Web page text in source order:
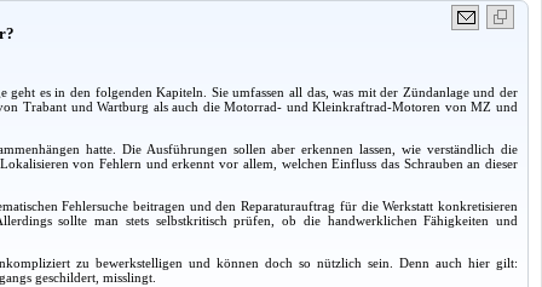
geht es in den folgenden Kapiteln. Sie umfassen all das, was mit der Zündanlage und der
Trabant und Wartburg als auch die Motorrad- und Kleinkraftrad-Motoren von MZ und
hatte. Die Ausführungen sollen aber erkennen lassen, wie verständlich die
von Fehlern und erkennt vor allem, welchen Einfluss das Schrauben an dieser
Fehlersuche beitragen und den Reparaturauftrag für die Werkstatt konkretisieren
sollte man stets selbstkritisch prüfen, ob die handwerklichen Fähigkeiten und
zu bewerkstelligen und können doch so nützlich sein. Denn auch hier gilt:
geschildert, misslingt.